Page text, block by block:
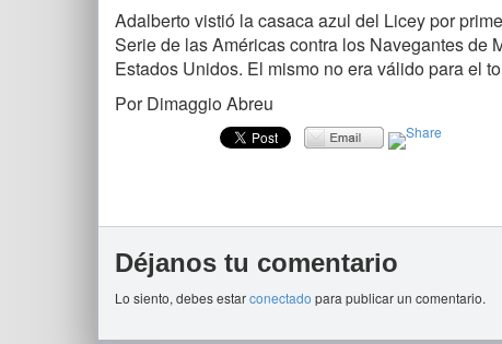
Adalberto vistió la casaca azul del Licey por
Serie de las Américas contra los Navegantes de
Estados Unidos. El mismo no era válido para el
Por Dimaggio Abreu
Déjanos tu comentario
Lo siento, debes estarconectado para publicar un comentario.